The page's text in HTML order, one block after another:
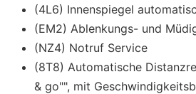
(4L6) Innenspiegel
(EM2) Ablenkungs- und
(NZ4) Notruf Service
(8T8) Automatische
& go"", mit